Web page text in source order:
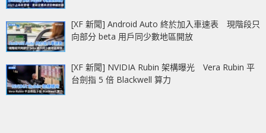
[XF 新聞] Android Auto 終於加入車速表 現階段只
向部分 beta 用戶同少數地區開放
[XF 新聞] NVIDIA Rubin 架構曝光 Vera Rubin 平
台劍指 5 倍 Blackwell 算力